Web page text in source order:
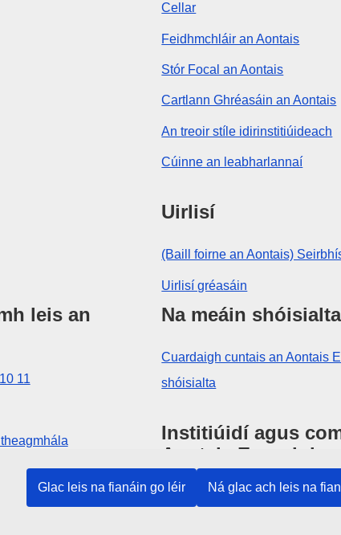
Glac leis na fianáin go léir Ná glac ach leis na
Cellar
Feidhmchláir an Aontais
Stór Focal an Aontais
Cartlann Ghréasáin an Aontais
An treoir stíle idirinstitiúideach
Cúinne an leabharlannaí
Uirlisí
(Baill foirne an Aontais)
Uirlisí gréasáin
leis an
11
lárionaid an
Na meáin shóisialta
Cuardaigh cuntais an Aontais
shóisialta
Institiúidí agus
Aontais Eorpaigh
Cuardaigh na hinstitiúidí agus